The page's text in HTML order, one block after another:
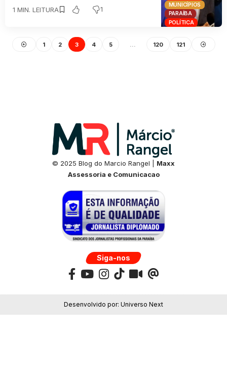
MUNICÍPIOS
PARAÍBA
POLÍTICA
1 MIN. LEITURA 1
1 2 3 4 5 120 121
© 2025 Blog do Marcio Rangel | Maxx
Assessoria e Comunicacao
Siga-nos
Desenvolvido por: Universo Next